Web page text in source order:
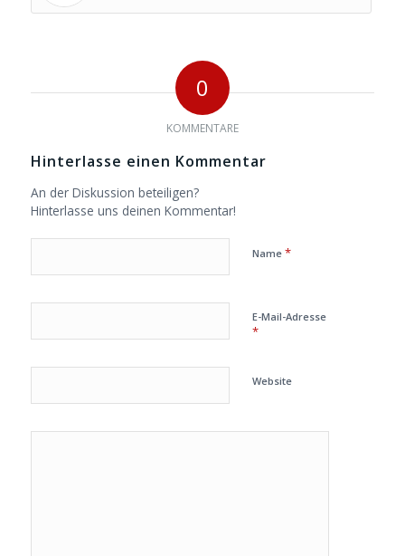
0
KOMMENTARE
Hinterlasse einen Kommentar
An der Diskussion beteiligen?
Hinterlasse uns deinen Kommentar!
Name *
E-Mail-Adresse
*
Website